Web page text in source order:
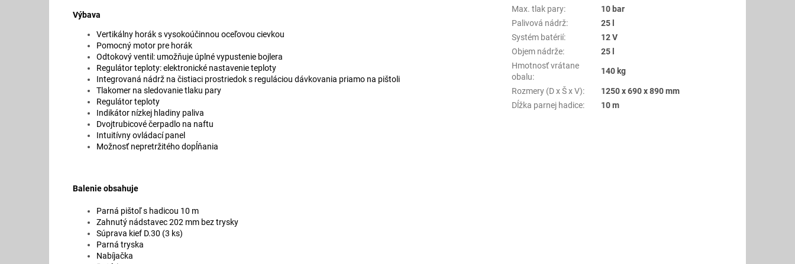
Výbava
Vertikálny horák s vysokoúčinnou oceľovou cievkou
Pomocný motor pre horák
Odtokový ventil: umožňuje úplné vypustenie bojlera
Regulátor teploty: elektronické nastavenie teploty
Integrovaná nádrž na čistiaci prostriedok s reguláciou dávkovania priamo na pištoli
Tlakomer na sledovanie tlaku pary
Regulátor teploty
Indikátor nízkej hladiny paliva
Dvojtrubicové čerpadlo na naftu
Intuitívny ovládací panel
Možnosť nepretržitého dopĺňania
Balenie obsahuje
Parná pištoľ s hadicou 10 m
Zahnutý nádstavec 202 mm bez trysky
Súprava kief D.30 (3 ks)
Parná tryska
Nabíjačka
Max. tlak pary:
10 bar
Palivová nádrž:
25 l
Systém batérií:
12 V
Objem nádrže:
25 l
Hmotnosť vrátane
obalu:
140 kg
Rozmery (D x Š x V):
1250 x 690 x 890 mm
Dĺžka parnej hadice: 10 m